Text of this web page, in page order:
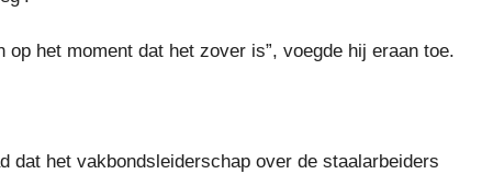
het moment dat het zover is”, voegde hij eraan toe.
dat het vakbondsleiderschap over de staalarbeiders